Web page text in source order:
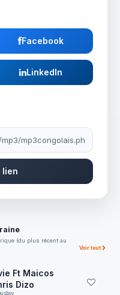
Facebook
LinkedIn
lien
(du plus récent au
Voir tout
Ft Maicos
Dizo